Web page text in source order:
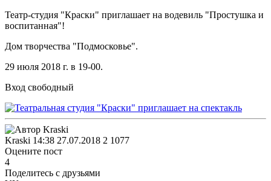
Театр-студия "Краски" приглашает на водевиль "Простушка и
воспитанная"!
Дом творчества "Подмосковье".
29 июля 2018 г. в 19-00.
Вход свободный
Kraski 14:38 27.07.2018 2 1077
Оцените пост
4
Поделитесь с друзьями